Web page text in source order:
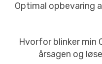
Optimal
Hvorfor blinker min
årsagen og